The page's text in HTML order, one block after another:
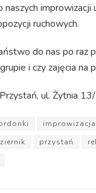
naszych
ruchowych.
do nas po raz
i czy zajęcia na
Przystań, ul. Żytnia
improwizacja
przystań